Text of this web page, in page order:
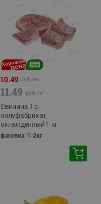
10.49 руб./кг
11.49 руб./кг
Свинина 1 с.
полуфабрикат,
охлажденный 1 кг
фасовка: 1-2кг